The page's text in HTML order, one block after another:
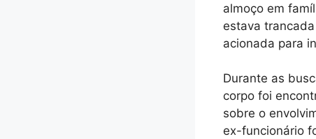
almoço em
estava
acionada para
Durante as
corpo foi
sobre o
ex-funcionário